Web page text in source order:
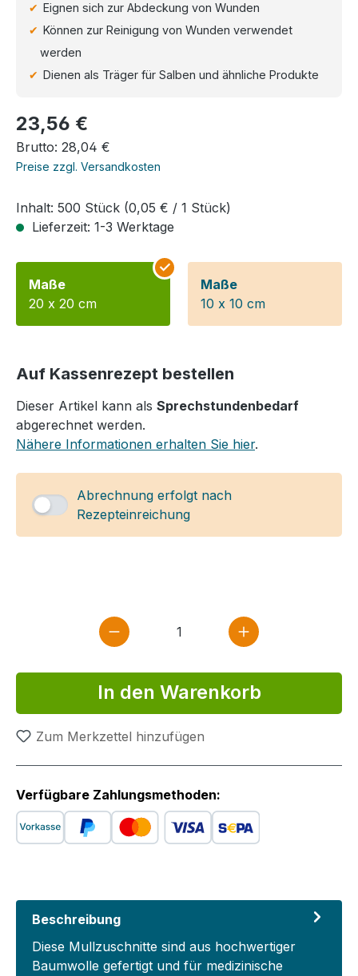
Eignen sich zur Abdeckung von Wunden
Können zur Reinigung von Wunden verwendet
werden
Dienen als Träger für Salben und ähnliche Produkte
Regulärer Preis:
23,56 €
Brutto: 28,04 €
Preise zzgl. Versandkosten
Inhalt: 500 Stück (0,05 € / 1 Stück)
Lieferzeit: 1-3 Werktage
Maße
20 x 20 cm
Maße
10 x 10 cm
Auf Kassenrezept bestellen
Dieser Artikel kann als Sprechstunden­bedarf
abgerechnet werden.
Nähere Informationen erhalten Sie hier.
Abrechnung erfolgt nach
Rezepteinreichung
Produkt Anzahl: Gib den
In den Warenkorb
Zum Merkzettel hinzufügen
Verfügbare Zahlungsmethoden:
Beschreibung
Diese Mullzuschnitte sind aus hochwertiger
Baumwolle gefertigt und für medizinische